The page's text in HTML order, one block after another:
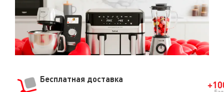
Бесплатная доставка